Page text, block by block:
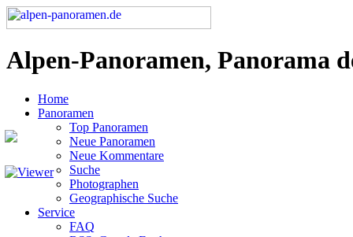
Alpen-Panoramen, Panorama
Home
Panoramen
Top Panoramen
Neue Panoramen
Neue Kommentare
Suche
Photographen
Geographische Suche
Service
FAQ